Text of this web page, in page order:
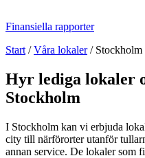
Finansiella rapporter
Start /Våra lokaler/ Stockholm
Hyr lediga lokaler
Stockholm
I Stockholm kan vi erbjuda
city till närförorter utanför
annan service. De lokaler som